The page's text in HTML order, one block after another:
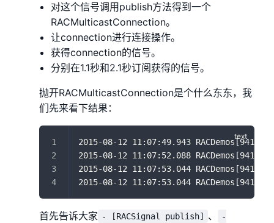
对这个信号调用publish方法得到一个
RACMulticastConnection。
让connection进行连接操作。
获得connection的信号。
分别在1.1秒和2.1秒订阅获得的信号。
抛开RACMulticastConnection是个什么东东，我
们先来看下结果：
2015-08-12 11:07:49.943
2015-08-12 11:07:52.088
2015-08-12 11:07:53.044
2015-08-12 11:07:53.044
首先告诉大家 - [RACSignal publish] 、
-